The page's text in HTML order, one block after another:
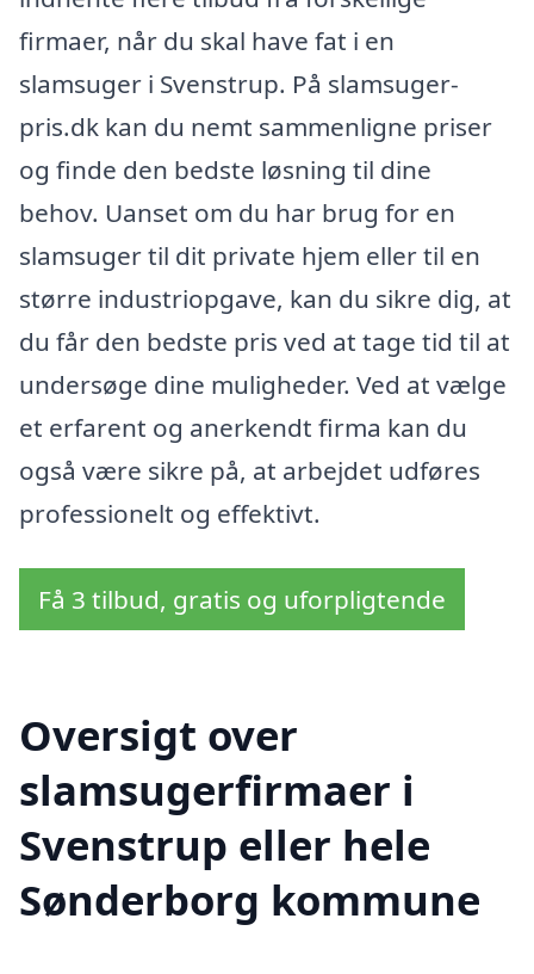
firmaer, når du skal have fat i en
slamsuger i Svenstrup. På slamsuger-
pris.dk kan du nemt sammenligne priser
og finde den bedste løsning til dine
behov. Uanset om du har brug for en
slamsuger til dit private hjem eller til en
større industriopgave, kan du sikre dig, at
du får den bedste pris ved at tage tid til at
undersøge dine muligheder. Ved at vælge
et erfarent og anerkendt firma kan du
også være sikre på, at arbejdet udføres
professionelt og effektivt.
Få 3 tilbud, gratis og uforpligtende
Oversigt over
slamsugerfirmaer i
Svenstrup eller hele
Sønderborg kommune